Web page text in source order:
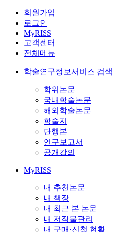
회원가입
로그인
MyRISS
고객센터
전체메뉴
학술연구정보서비스 검색
학위논문
국내학술논문
해외학술논문
학술지
단행본
연구보고서
공개강의
MyRISS
내 추천논문
내 책장
내 최근 본 논문
내 저작물관리
내 구매·신청 현황